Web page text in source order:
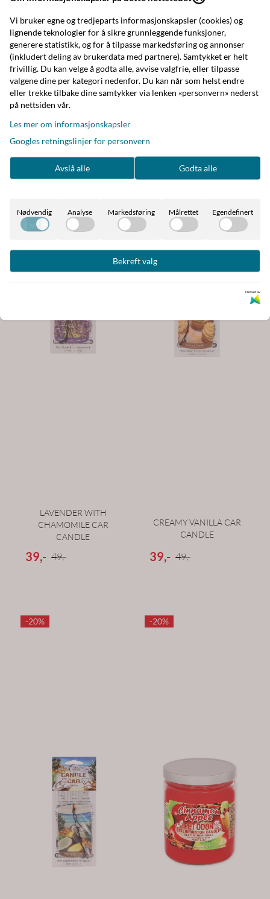
...
140,- 279,-
Pet Odour Exterminator
Creamy Vanilla Spray
140,- 279,-
-20%
LAVENDER WITH
CHAMOMILE CAR
CANDLE
39,- 49,-
CREAMY VANILLA CAR
CANDLE
39,- 49,-
-20% -20%
Vi bruker egne og tredjeparts informasjonskapsler (cookies) og
lignende teknologier for å sikre grunnleggende funksjoner,
generere statistikk, og for å tilpasse markedsføring og annonser
(inkludert deling av brukerdata med partnere). Samtykket er helt
frivillig. Du kan velge å godta alle, avvise valgfrie, eller tilpasse
valgene dine per kategori nedenfor. Du kan når som helst endre
eller trekke tilbake dine samtykker via lenken «personvern» nederst
på nettsiden vår.
Les mer om informasjonskapsler
Googles retningslinjer for personvern
Avslå alle Godta alle
Nødvendig Analyse Markedsføring Målrettet Egendefinert
Bekreft valg
Drevet av